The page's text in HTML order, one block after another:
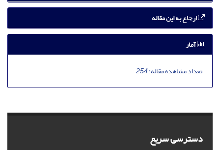
ارجاع به این مقاله
آمار
تعداد مشاهده مقاله:254
دسترسی سریع